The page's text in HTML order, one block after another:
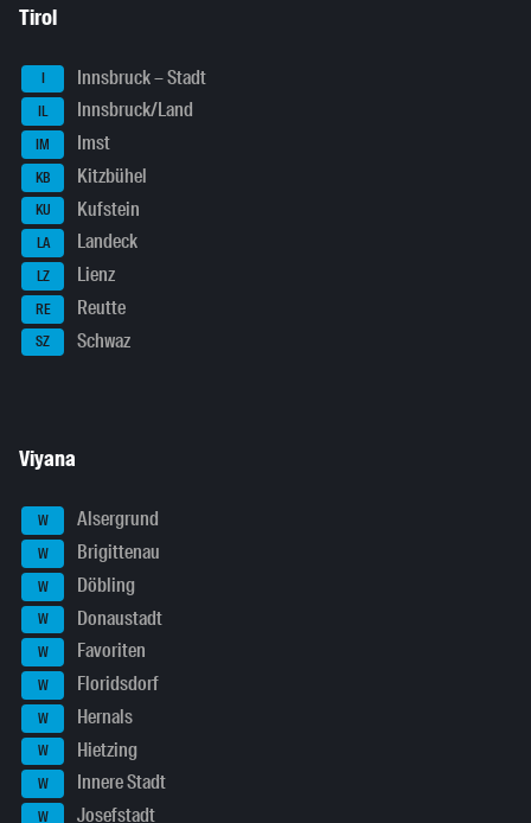
Tirol
I Innsbruck – Stadt
IL Innsbruck/Land
IM Imst
KB Kitzbühel
KU Kufstein
LA Landeck
LZ Lienz
RE Reutte
SZ Schwaz
Viyana
W Alsergrund
W Brigittenau
W Döbling
W Donaustadt
W Favoriten
W Floridsdorf
W Hernals
W Hietzing
W Innere Stadt
W Josefstadt